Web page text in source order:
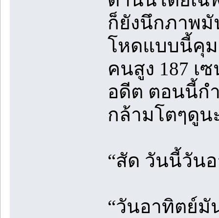
ก็ยังนึกภาพ
โหดแบบนี้คุ
คนสูง 187 เ
อดีต ตอนนี้ก
กล้ามโตๆดูน
“สัด วันนี้วัน
“วันอาทิตย์มั